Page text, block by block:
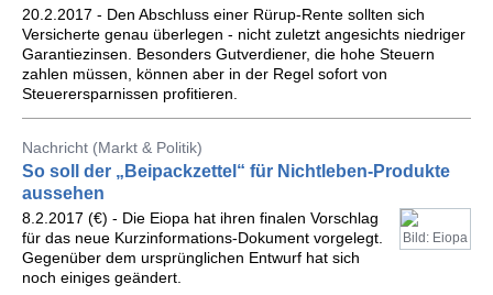
20.2.2017 - Den Abschluss einer Rürup-Rente sollten sich
Versicherte genau überlegen - nicht zuletzt angesichts niedriger
Garantiezinsen. Besonders Gutverdiener, die hohe Steuern
zahlen müssen, können aber in der Regel sofort von
Steuerersparnissen profitieren.
Nachricht (Markt & Politik)
So soll der „Beipackzettel“ für Nichtleben-Produkte
aussehen
Bild: Eiopa
8.2.2017 (€) - Die Eiopa hat ihren finalen Vorschlag
für das neue Kurzinformations-Dokument vorgelegt.
Gegenüber dem ursprünglichen Entwurf hat sich
noch einiges geändert.